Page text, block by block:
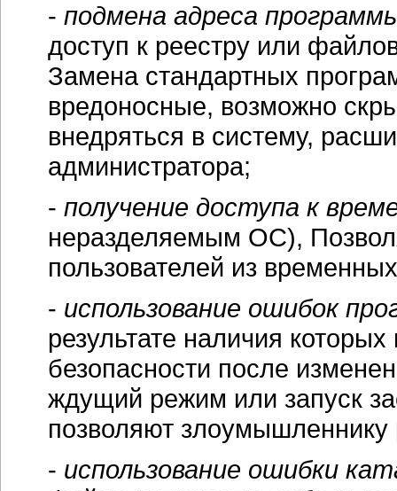
- подмена адреса
доступ к реестру или
Замена стандартных
вредоносные, возможно
внедряться в систему,
администратора;
- получение доступа к
неразделяемым ОС),
пользователей из
- использование ошибок
результате наличия
безопасности после
ждущий режим или запуск
позволяют
- использование ошибки